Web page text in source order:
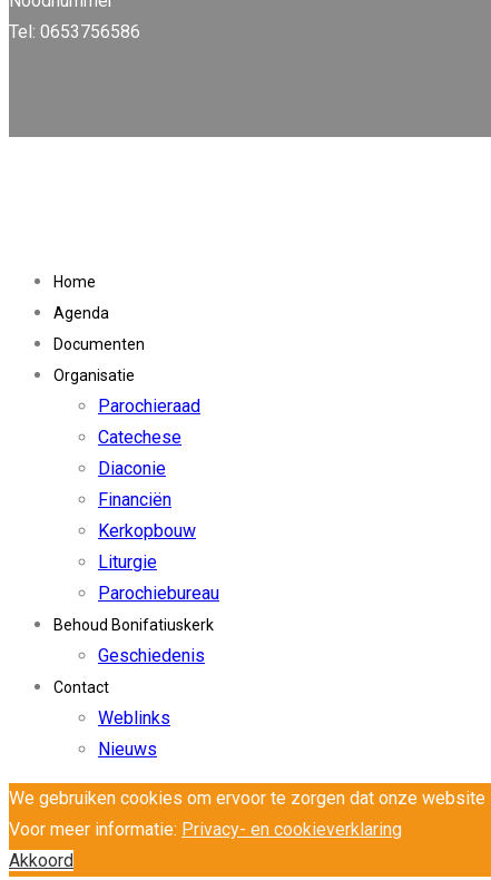
Tel: 0653756586
Home
Agenda
Documenten
Organisatie
Parochieraad
Catechese
Diaconie
Financiën
Kerkopbouw
Liturgie
Parochiebureau
Behoud Bonifatiuskerk
Geschiedenis
Contact
Weblinks
Nieuws
We gebruiken cookies om ervoor te zorgen dat onze
Voor meer informatie: Privacy- en cookieverklaring
Akkoord